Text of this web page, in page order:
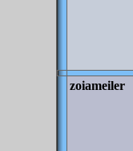
zoiameiler